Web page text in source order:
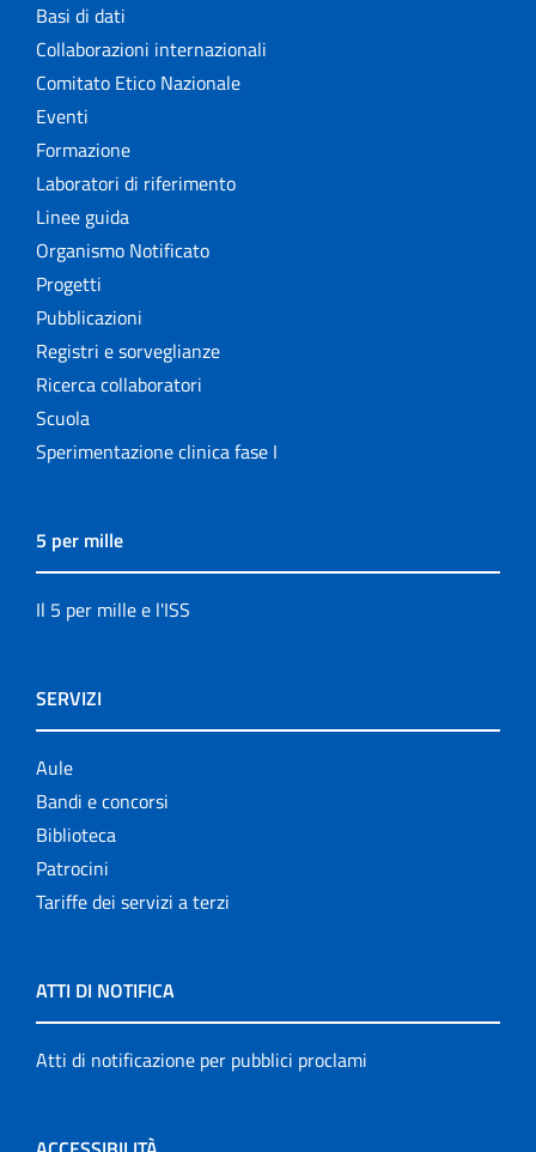
Basi di dati
Collaborazioni internazionali
Comitato Etico Nazionale
Eventi
Formazione
Laboratori di riferimento
Linee guida
Organismo Notificato
Progetti
Pubblicazioni
Registri e sorveglianze
Ricerca collaboratori
Scuola
Sperimentazione clinica fase I
5 per mille
Il 5 per mille e l'ISS
SERVIZI
Aule
Bandi e concorsi
Biblioteca
Patrocini
Tariffe dei servizi a terzi
ATTI DI NOTIFICA
Atti di notificazione per pubblici proclami